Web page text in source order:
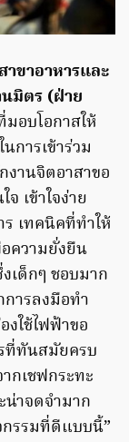
ขาอาหารและ
นมิตร (ฝ่าย
อบโอกาสให้
การเข้าร่วม
งานจิตอาสาขอ
เข้าใจง่าย
ร เทคนิคที่ทำให้
ความยั่งยืน
เด็กๆ ชอบมาก
ารลงมือทำ
ใช้ไฟฟ้าขอ
ที่ทันสมัยครบ
กเชฟกระทะ
าจดจำมาก
รรมที่ดีแบบนี้”